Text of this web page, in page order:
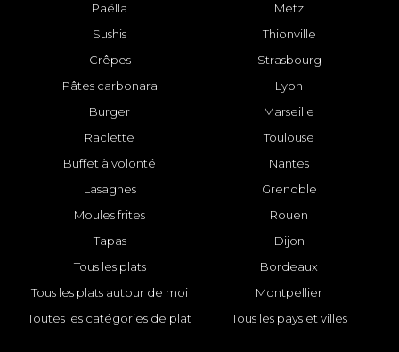
Paëlla
Sushis
Crêpes
Pâtes carbonara
Burger
Raclette
Buffet à volonté
Lasagnes
Moules frites
Tapas
Tous les plats
Tous les plats autour de moi
Toutes les catégories de plat
Metz
Thionville
Strasbourg
Lyon
Marseille
Toulouse
Nantes
Grenoble
Rouen
Dijon
Bordeaux
Montpellier
Tous les pays et villes